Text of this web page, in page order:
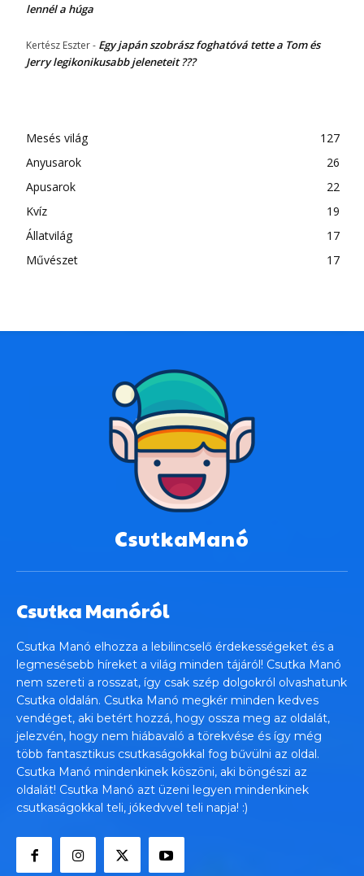
lennél a húga
Kertész Eszter- Egy japán szobrász foghatóvá tette a Tom és
Jerry legikonikusabb jeleneteit ???
Mesés világ
127
Anyusarok
26
Apusarok
22
Kvíz
19
Állatvilág
17
Művészet
17
CsutkaManó
Csutka Manóról
Csutka Manó elhozza a lebilincselő érdekességeket és a
legmesésebb híreket a világ minden tájáról! Csutka Manó
nem szereti a rosszat, így csak szép dolgokról olvashatunk
Csutka oldalán. Csutka Manó megkér minden kedves
vendéget, aki betért hozzá, hogy ossza meg az oldalát,
jelezvén, hogy nem hiábavaló a törekvése és így még
több fantasztikus csutkaságokkal fog bűvülni az oldal.
Csutka Manó mindenkinek köszöni, aki böngészi az
oldalát! Csutka Manó azt üzeni legyen mindenkinek
csutkaságokkal teli, jókedvvel teli napja! :)